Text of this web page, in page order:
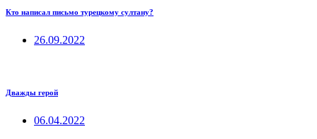
Кто написал письмо турецкому султану?
26.09.2022
Дважды герой
06.04.2022